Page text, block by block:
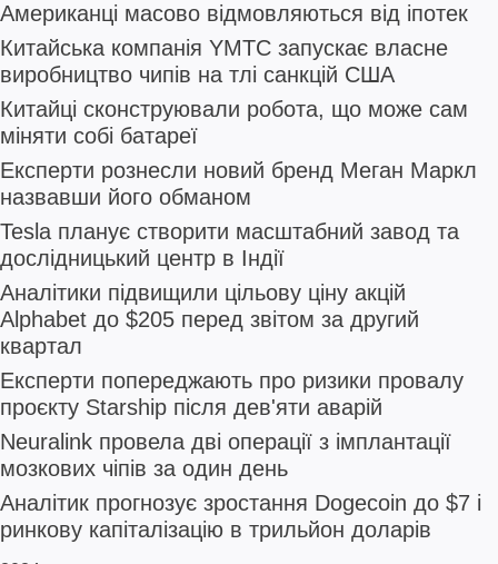
Американці масово відмовляються від іпотек
Китайська компанія YMTC запускає власне
виробництво чипів на тлі санкцій США
Китайці сконструювали робота, що може сам
міняти собі батареї
Експерти рознесли новий бренд Меган Маркл
назвавши його обманом
Tesla планує створити масштабний завод та
дослідницький центр в Індії
Аналітики підвищили цільову ціну акцій
Alphabet до $205 перед звітом за другий
квартал
Експерти попереджають про ризики провалу
проєкту Starship після дев'яти аварій
Neuralink провела дві операції з імплантації
мозкових чіпів за один день
Аналітик прогнозує зростання Dogecoin до $7 і
ринкову капіталізацію в трильйон доларів